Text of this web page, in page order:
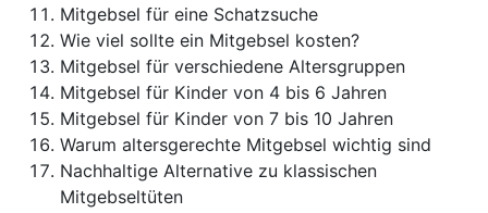
Mitgebsel für eine Schatzsuche
Wie viel sollte ein Mitgebsel kosten?
Mitgebsel für verschiedene Altersgruppen
Mitgebsel für Kinder von 4 bis 6 Jahren
Mitgebsel für Kinder von 7 bis 10 Jahren
Warum altersgerechte Mitgebsel wichtig sind
Nachhaltige Alternative zu klassischen
Mitgebseltüten